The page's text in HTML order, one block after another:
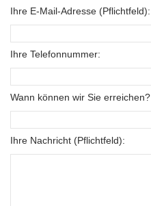
Ihre E-Mail-Adresse (Pflichtfeld):
Ihre Telefonnummer:
Wann können wir Sie erreichen?
Ihre Nachricht (Pflichtfeld):